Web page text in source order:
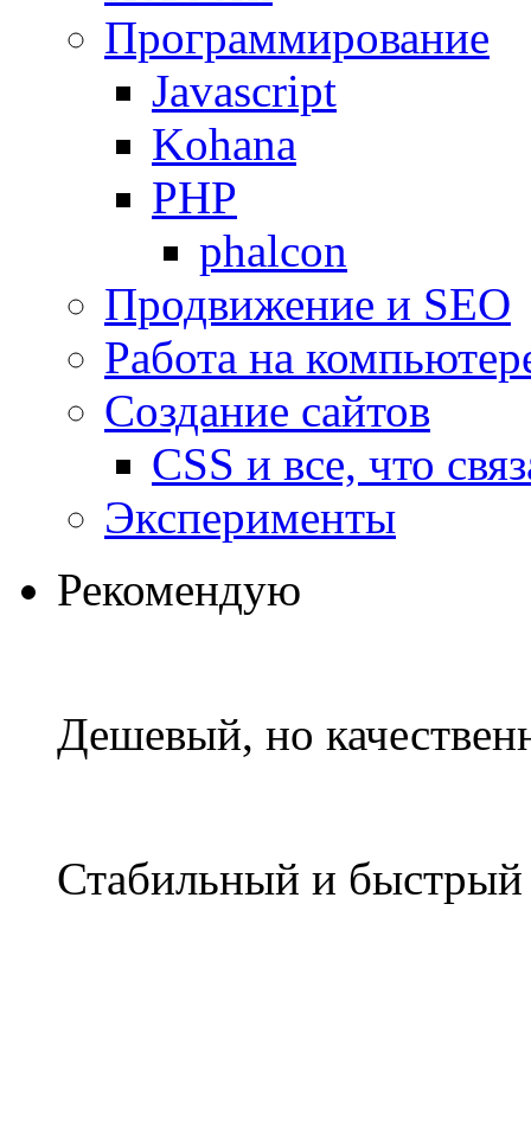
Программирование
Javascript
Kohana
PHP
phalcon
Продвижение и SEO
Работа на
Создание сайтов
CSS и все, что
Эксперименты
Рекомендую
Дешевый, но
Стабильный и